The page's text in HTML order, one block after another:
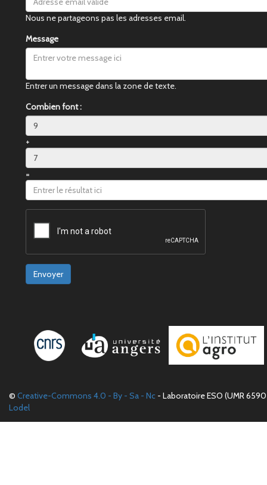
Nous ne partageons pas les adresses email.
Message
Entrer un message dans la zone de texte.
Combien font :
+
=
Envoyer
© Creative-Commons 4.0 - By - Sa - Nc - Laboratoire ESO (UMR
Lodel